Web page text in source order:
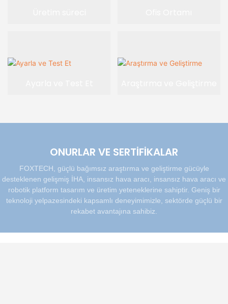
ONURLAR VE SERTIFIKALAR
FOXTECH, güçlü bağımsız araştırma ve geliştirme gücüyle
desteklenen gelişmiş İHA, insansız hava aracı, insansız hava aracı ve
robotik platform tasarım ve üretim yeteneklerine sahiptir. Geniş bir
teknoloji yelpazesindeki kapsamlı deneyimimizle, sektörde güçlü bir
rekabet avantajına sahibiz.